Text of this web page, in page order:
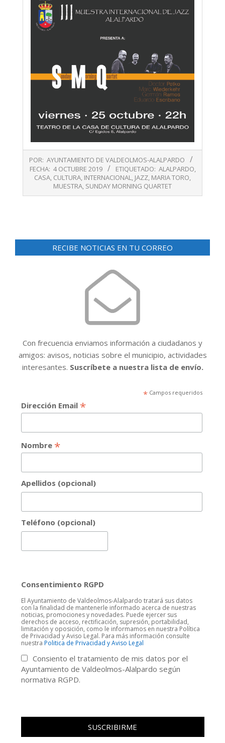
10-
POR: AYUNTAMIENTO DE VALDEOLMOS-ALALPARDO
FECHA: 4 OCTUBRE 2019 ETIQUETADO: ALALPARDO,
CASA, CULTURA, INTERNACIONAL, JAZZ, MARIA TORO,
MUESTRA, SUNDAY MORNING QUARTET
RECIBE NOTICIAS EN TU CORREO
Con frecuencia enviamos información a ciudadanos y
amigos: avisos, noticias sobre el municipio, actividades
interesantes. Suscríbete a nuestra lista de envío.
*Campos requeridos
Dirección Email *
Nombre *
Apellidos (opcional)
Teléfono (opcional)
Consentimiento RGPD
El Ayuntamiento de Valdeolmos-Alalpardo tratará sus datos
con la finalidad de mantenerle informado acerca de nuestras
noticias, promociones y novedades. Puede ejercer sus
derechos de acceso, rectificación, supresión, portabilidad,
limitación y oposición, como le informamos en nuestra Política
de Privacidad y Aviso Legal. Para más información consulte
nuestra Politica de Privacidad y Aviso Legal
Consiento el tratamiento de mis datos por el
Ayuntamiento de Valdeolmos-Alalpardo según
normativa RGPD.